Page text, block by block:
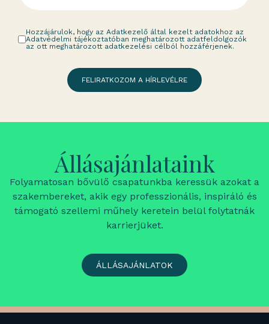
Hozzájárulok, hogy az Adatkezelő által kezelt adatokhoz az
Adatvédelmi tájékoztatóban meghatározott adatfeldolgozók
az ott meghatározott adatkezelési célból hozzáférjenek.
FELIRATKOZOM A HÍRLEVÉLRE
Állásajánlataink
Folyamatosan bővülő csapatunkba keressük azokat a
szakembereket, akik egy professzionális, inspiráló és
támogató szellemi műhely keretein belül folytatnák
karrierjüket.
ÁLLÁSAJÁNLATOK